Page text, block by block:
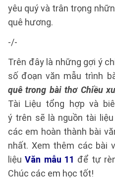
yêu quý và trân trọng
quê hương.
-/-
Trên đây là những gợi ý
số đoạn văn mẫu trình
quê trong bài thơ Chiều
Tài Liệu tổng hợp và
ý trên sẽ là nguồn tài
các em hoàn thành bài
nhất. Xem thêm các bài
liệuVăn mẫu 11 để tự
Chúc các em học tốt!